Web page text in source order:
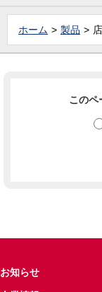
ホーム 製品
このペ
お知らせ